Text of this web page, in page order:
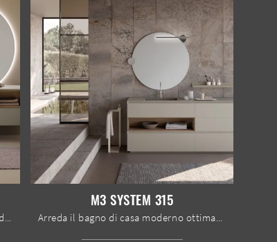
mobili bagno sospesi in laccato opaco del marchio Baxar: clicca e scopri l'arredo bagno moderno M System 041 per la stanza del benessere.
M3 SYSTEM 315
Arreda il bagno di casa moderno ottimamente con M3 System 315, mobili bagno a terra e oggetti in laccato opaco di Baxar.